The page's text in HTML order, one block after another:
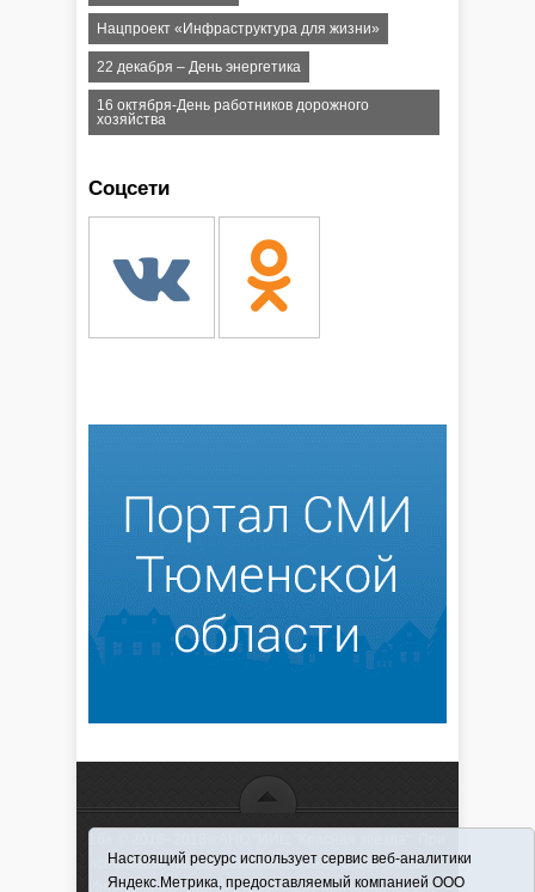
Нацпроект «Инфраструктура для жизни»
22 декабря – День энергетика
16 октября-День работников дорожного
хозяйства
Соцсети
использовании материалов ссылка обязательна
Информационная лента выходит при финансовой
Настоящий ресурс использует сервис веб-аналитики
Яндекс.Метрика, предоставляемый компанией ООО